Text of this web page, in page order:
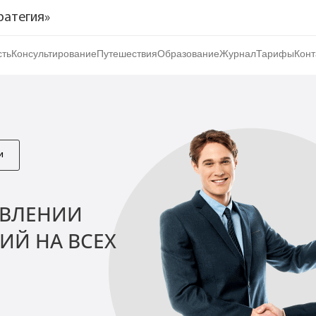
КонсультированиеПутешествияОбразованиеЖурналТарифы
НА ВСЕХ